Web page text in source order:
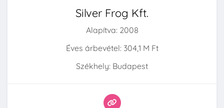
Silver Frog Kft.
Alapítva: 2008
Éves árbevétel: 304,1 M Ft
Székhely: Budapest